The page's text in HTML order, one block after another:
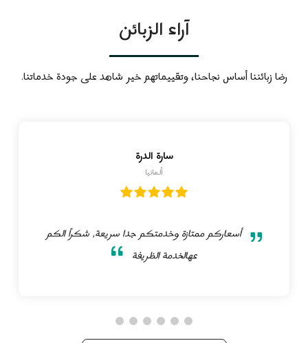
آراء الزبائن
رضا زبائننا أساس نجاحنا، وتقييماتهم خير شاهد على جودة خدماتنا.
سارة الدرة
ألمانيا
أسعاركم ممتازة وخدمتكم جدا سريعة, شكراً الكم
عهالخدمة الظريفة